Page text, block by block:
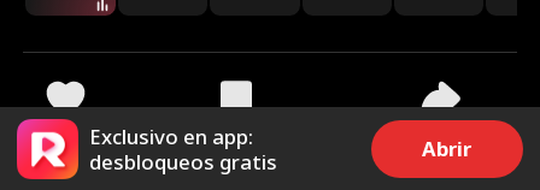
2.4k 84.3k Compartir
Exclusivo en app:
desbloqueos gratis
Abrir